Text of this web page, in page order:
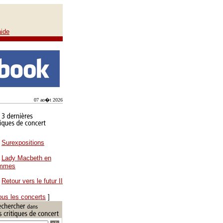
07 ao�t 2026
Surexpositions
Lady Macbeth en
Retour vers le futur II
les concerts ]